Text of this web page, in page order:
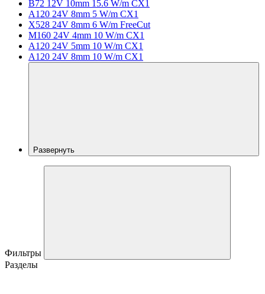
B72 12V 10mm 15.6 W/m CX1
A120 24V 8mm 5 W/m CX1
X528 24V 8mm 6 W/m FreeCut
M160 24V 4mm 10 W/m CX1
A120 24V 5mm 10 W/m CX1
A120 24V 8mm 10 W/m CX1
Развернуть
Фильтры
Разделы